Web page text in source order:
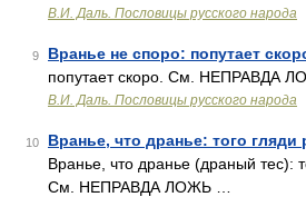
В.И. Даль. Пословицы русского народа
9 Вранье не споро: попутает
попутает скоро. См. НЕПРАВДА
В.И. Даль. Пословицы русского народа
10 Вранье, что дранье: того гляди
Вранье, что дранье (драный тес):
См. НЕПРАВДА ЛОЖЬ …